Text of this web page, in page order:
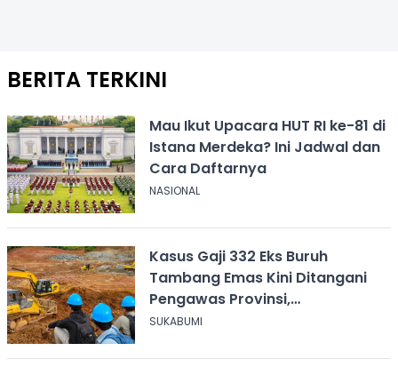
BERITA TERKINI
Mau Ikut Upacara HUT RI ke-81 di
Istana Merdeka? Ini Jadwal dan
Cara Daftarnya
NASIONAL
Kasus Gaji 332 Eks Buruh
Tambang Emas Kini Ditangani
Pengawas Provinsi,
Disnakertrans Sukabumi Terus
SUKABUMI